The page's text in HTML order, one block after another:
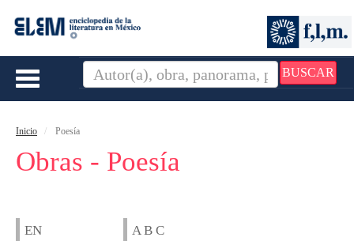
BUSCAR
Toggle
Inicio Poesía
Obras - Poesía
EN
A B C